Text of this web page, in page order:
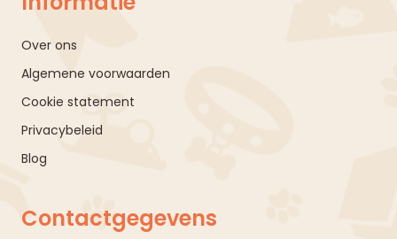
Over ons
Algemene voorwaarden
Cookie statement
Privacybeleid
Blog
Contactgegevens